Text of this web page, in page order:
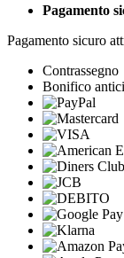
Pagamento
Pagamento sicuro
Contrassegno
Bonifico